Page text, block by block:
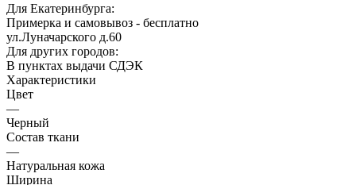
Для Екатеринбурга:
Примерка и самовывоз - бесплатно
ул.Луначарского д.60
Для других городов:
В пунктах выдачи СДЭК
Характеристики
Цвет
—
Черный
Состав ткани
—
Натуральная кожа
Ширина